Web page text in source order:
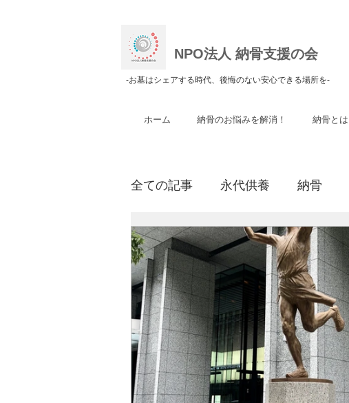
NPO法人 納骨支援の会
​-お墓はシェアする時代、後悔のない安心できる場所を-
ホーム
納骨のお悩みを解消！ 納骨とは
全ての記事 永代供養 納骨